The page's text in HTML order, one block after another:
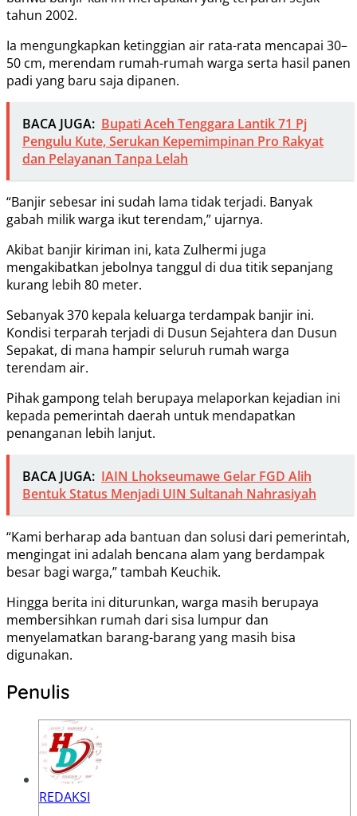
tahun 2002.
Ia mengungkapkan ketinggian air rata-rata mencapai 30–
50 cm, merendam rumah-rumah warga serta hasil panen
padi yang baru saja dipanen.
BACA JUGA: Bupati Aceh Tenggara Lantik 71 Pj
Pengulu Kute, Serukan Kepemimpinan Pro Rakyat
dan Pelayanan Tanpa Lelah
“Banjir sebesar ini sudah lama tidak terjadi. Banyak
gabah milik warga ikut terendam,” ujarnya.
Akibat banjir kiriman ini, kata Zulhermi juga
mengakibatkan jebolnya tanggul di dua titik sepanjang
kurang lebih 80 meter.
Sebanyak 370 kepala keluarga terdampak banjir ini.
Kondisi terparah terjadi di Dusun Sejahtera dan Dusun
Sepakat, di mana hampir seluruh rumah warga
terendam air.
Pihak gampong telah berupaya melaporkan kejadian ini
kepada pemerintah daerah untuk mendapatkan
penanganan lebih lanjut.
BACA JUGA: IAIN Lhokseumawe Gelar FGD Alih
Bentuk Status Menjadi UIN Sultanah Nahrasiyah
“Kami berharap ada bantuan dan solusi dari pemerintah,
mengingat ini adalah bencana alam yang berdampak
besar bagi warga,” tambah Keuchik.
Hingga berita ini diturunkan, warga masih berupaya
membersihkan rumah dari sisa lumpur dan
menyelamatkan barang-barang yang masih bisa
digunakan.
Penulis
REDAKSI